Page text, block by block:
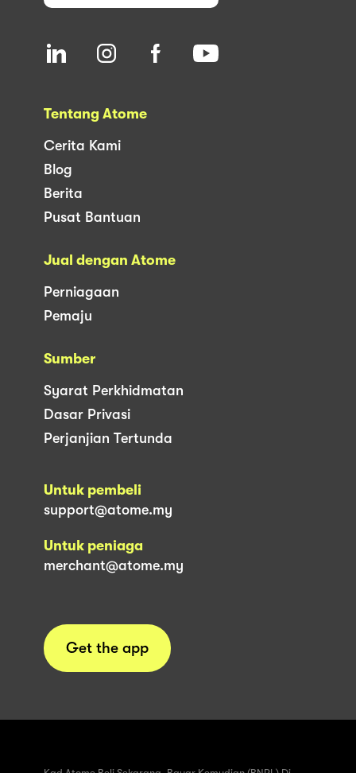
Tentang Atome
Cerita Kami
Blog
Berita
Pusat Bantuan
Jual dengan Atome
Perniagaan
Pemaju
Sumber
Syarat Perkhidmatan
Dasar Privasi
Perjanjian Tertunda
Untuk pembeli
support@atome.my
Untuk peniaga
merchant@atome.my
Get the app